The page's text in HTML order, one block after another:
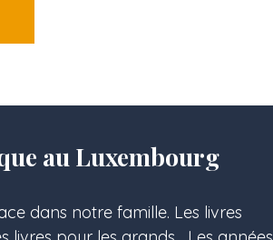
au Luxembourg
dans notre famille. Les livres